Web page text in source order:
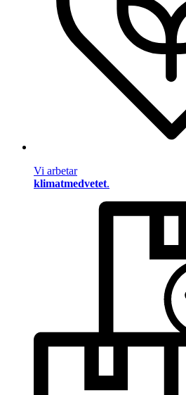
Vi arbetar
klimatmedvetet.